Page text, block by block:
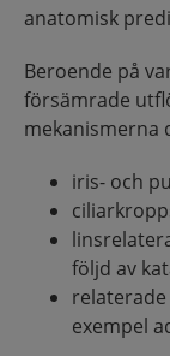
anatomisk
Beroende på
försämrade
mekanismerna
iris- och
följd av
exempel